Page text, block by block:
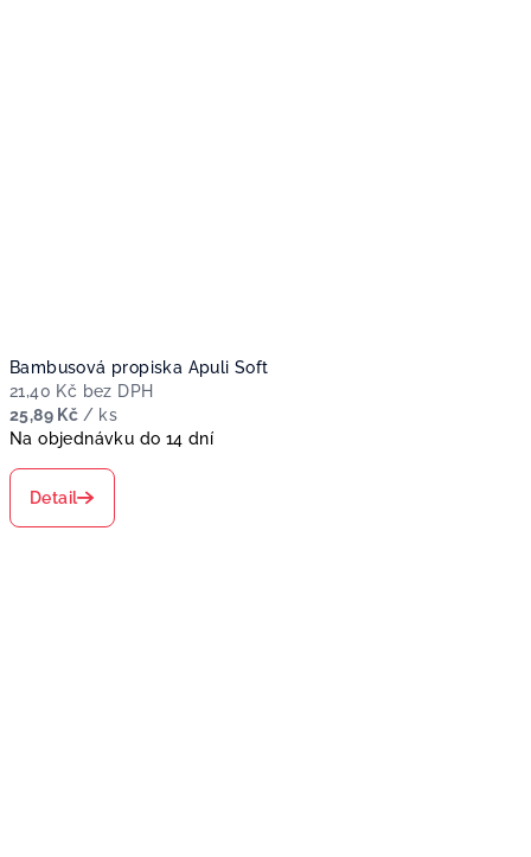
Bambusová propiska Apuli Soft
21,40 Kč bez DPH
25,89 Kč / ks
Na objednávku do 14 dní
Detail